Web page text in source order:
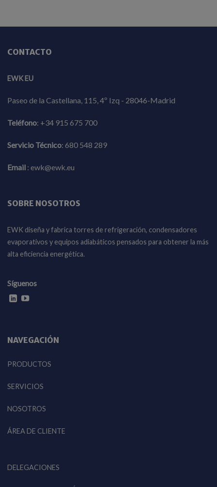
NAVEGACIÓN
PRODUCTOS
SERVICIOS
NOSOTROS
ÁREA DE CLIENTE
DELEGACIONES
CONTACTO
EWK EU
Paseo de la Castellana, 115, 4º Izq - 28046-Madrid
Teléfono: +34 915 675 700
Servicio Técnico: 680 548 289
Email : ewk@ewk.eu
SOBRE NOSOTROS
EWK diseña y fabrica torres de refrigeración, condensadores
evaporativos y equipos adiabáticos pensados para obtener la más
alta eficiencia energética.
Síguenos